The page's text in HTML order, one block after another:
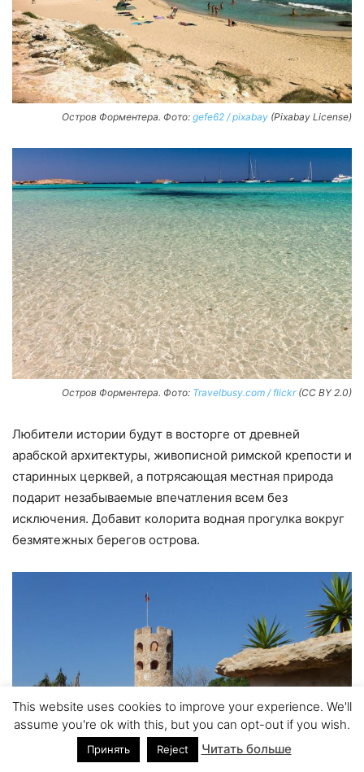
Остров Форментера. Фото: gefe62 / pixabay (Pixabay License)
Остров Форментера. Фото: Travelbusy.com / flickr(CC BY 2.0)
Любители истории будут в восторге от древней
арабской архитектуры, живописной римской крепости и
старинных церквей, а потрясающая местная природа
подарит незабываемые впечатления всем без
исключения. Добавит колорита водная прогулка вокруг
безмятежных берегов острова.
This website uses cookies to improve your experience. We'll
assume you're ok with this, but you can opt-out if you wish.
Принять Reject Читать больше